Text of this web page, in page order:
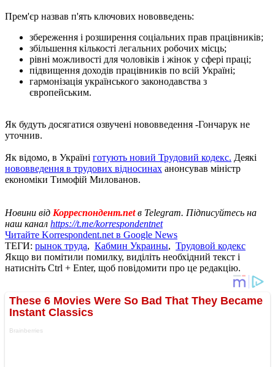
Прем'єр назвав п'ять ключових нововведень:
збереження і розширення соціальних прав працівників;
збільшення кількості легальних робочих місць;
рівні можливості для чоловіків і жінок у сфері праці;
підвищення доходів працівників по всій Україні;
гармонізація українського законодавства з
європейським.
Як будуть досягатися озвучені нововведення -Гончарук не
уточнив.
Як відомо, в Україні готують новий Трудовий кодекс. Деякі
нововведення в трудових відносинах анонсував міністр
економіки Тимофій Милованов.
Новини від Корреспондент.netв Telegram. Підписуйтесь на
наш канал https://t.me/korrespondentnet
Читайте Korrespondent.net в Google News
ТЕГИ: рынок труда, Кабмин Украины, Трудовой кодекс
Якщо ви помітили помилку, виділіть необхідний текст і
натисніть Ctrl + Enter, щоб повідомити про це редакцію.